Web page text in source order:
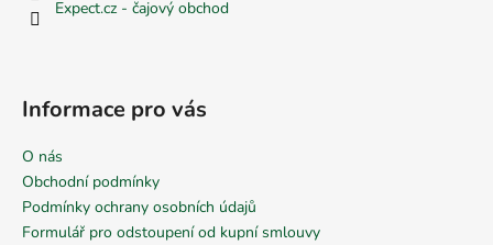
Expect.cz - čajový obchod
Informace pro vás
O nás
Obchodní podmínky
Podmínky ochrany osobních údajů
Formulář pro odstoupení od kupní smlouvy